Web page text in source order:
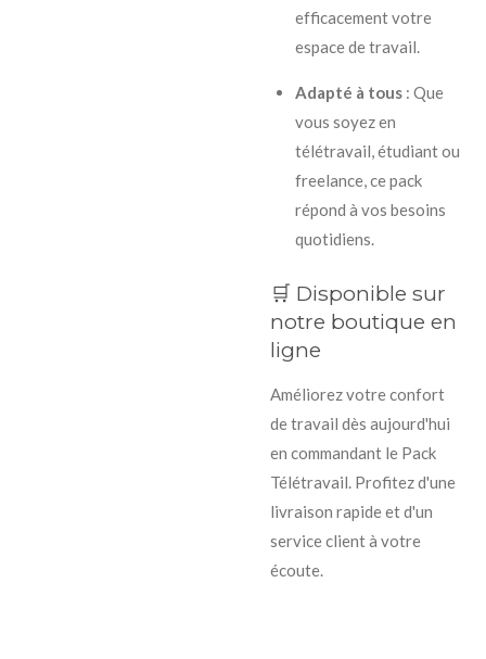
efficacement votre
espace de travail.
Adapté à tous: Que
vous soyez en
télétravail, étudiant ou
freelance, ce pack
répond à vos besoins
quotidiens.
🛒 Disponible sur
notre boutique en
ligne
Améliorez votre confort
de travail dès aujourd'hui
en commandant le Pack
Télétravail. Profitez d'une
livraison rapide et d'un
service client à votre
écoute.